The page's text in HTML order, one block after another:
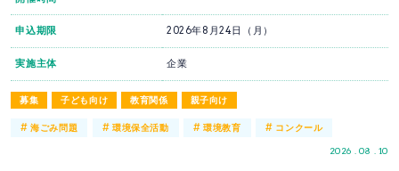
募集 子ども向け 教育関係 親子向け
2026 . 08 . 10
申込期限 2026年8月24日（月）
実施主体 企業
#海ごみ問題 # 環境保全活動 #環境教育 # コンクール